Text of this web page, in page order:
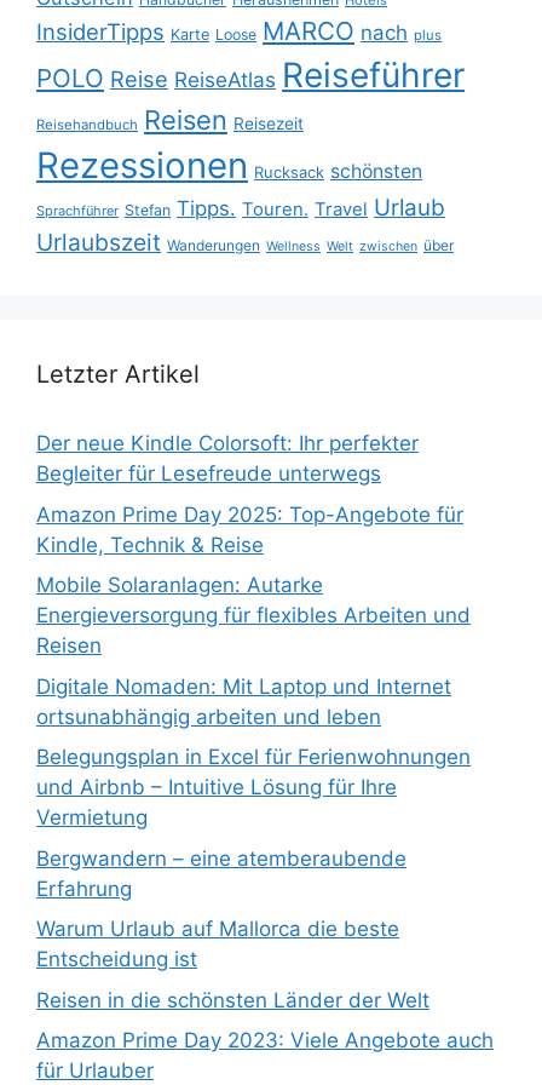
InsiderTipps Karte Loose MARCO nach plus
POLO Reise ReiseAtlas Reiseführer
Reisehandbuch Reisen Reisezeit
Rezessionen Rucksack schönsten
Sprachführer Stefan Tipps. Touren. Travel Urlaub
Urlaubszeit Wanderungen Wellness Welt zwischen über
Letzter Artikel
Der neue Kindle Colorsoft: Ihr perfekter
Begleiter für Lesefreude unterwegs
Amazon Prime Day 2025: Top-Angebote für
Kindle, Technik & Reise
Mobile Solaranlagen: Autarke
Energieversorgung für flexibles Arbeiten und
Reisen
Digitale Nomaden: Mit Laptop und Internet
ortsunabhängig arbeiten und leben
Belegungsplan in Excel für Ferienwohnungen
und Airbnb – Intuitive Lösung für Ihre
Vermietung
Bergwandern – eine atemberaubende
Erfahrung
Warum Urlaub auf Mallorca die beste
Entscheidung ist
Reisen in die schönsten Länder der Welt
Amazon Prime Day 2023: Viele Angebote auch
für Urlauber